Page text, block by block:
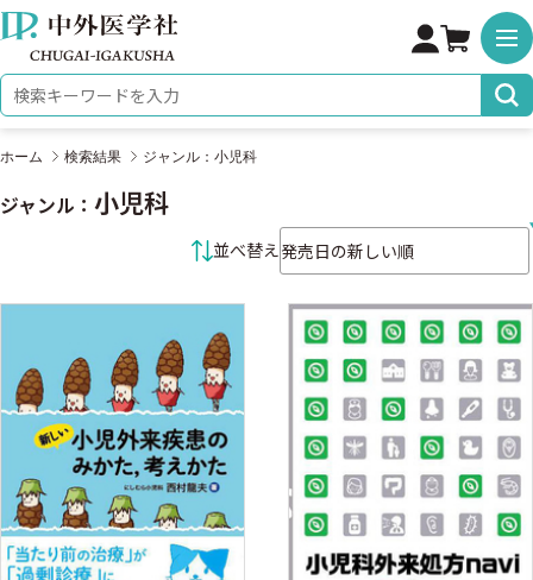
株式会社 中外医学社
検索キーワード
ホーム 検索結果 ジャンル：小児科
ジャンル： 小児科
並べ替え並べ替え条件